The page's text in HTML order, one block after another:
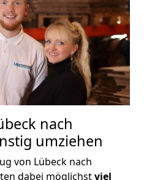
nach
umziehen
von Lübeck nach
dabei möglichstviel